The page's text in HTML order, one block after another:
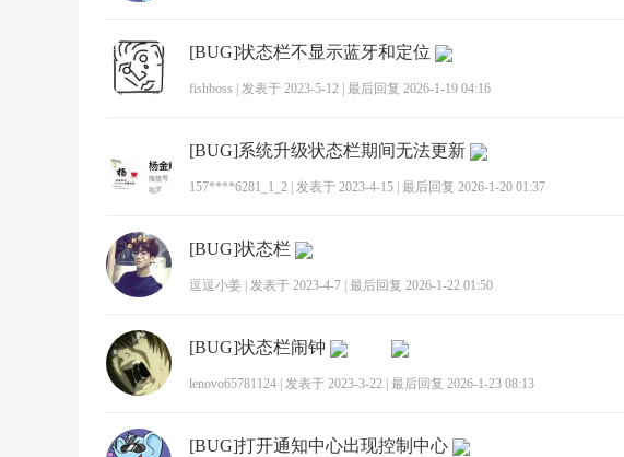
[BUG]状态栏不显示蓝牙和定位
fishboss 发表于 2023-5-12 最后回复 2026-1-19 04:16
[BUG]系统升级状态栏期间无法更新
157****6281_1_2 发表于 2023-4-15 最后回复 2026-1-20 01:37
[BUG]状态栏
逗逗小姜 发表于 2023-4-7 最后回复 2026-1-22 01:50
[BUG]状态栏闹钟
lenovo65781124 发表于 2023-3-22 最后回复 2026-1-23 08:13
[BUG]打开通知中心出现控制中心